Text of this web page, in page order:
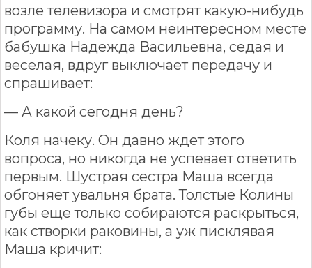
возле телевизора и смотрят какую-нибудь
программу. На самом неинтересном месте
бабушка Надежда Васильевна, седая и
веселая, вдруг выключает передачу и
спрашивает:
— А какой сегодня день?
Коля начеку. Он давно ждет этого
вопроса, но никогда не успевает ответить
первым. Шустрая сестра Маша всегда
обгоняет увальня брата. Толстые Колины
губы еще только собираются раскрыться,
как створки раковины, а уж писклявая
Маша кричит: